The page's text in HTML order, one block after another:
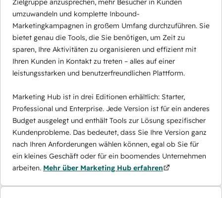
Zielgruppe anzusprechen, mehr Besucher in Kunden
umzuwandeln und komplette Inbound-
Marketingkampagnen in großem Umfang durchzuführen. Sie
bietet genau die Tools, die Sie benötigen, um Zeit zu
sparen, Ihre Aktivitäten zu organisieren und effizient mit
Ihren Kunden in Kontakt zu treten – alles auf einer
leistungsstarken und benutzerfreundlichen Plattform.
Marketing Hub ist in drei Editionen erhältlich: Starter,
Professional und Enterprise. Jede Version ist für ein anderes
Budget ausgelegt und enthält Tools zur Lösung spezifischer
Kundenprobleme. Das bedeutet, dass Sie Ihre Version ganz
nach Ihren Anforderungen wählen können, egal ob Sie für
ein kleines Geschäft oder für ein boomendes Unternehmen
arbeiten. Mehr über Marketing Hub erfahren